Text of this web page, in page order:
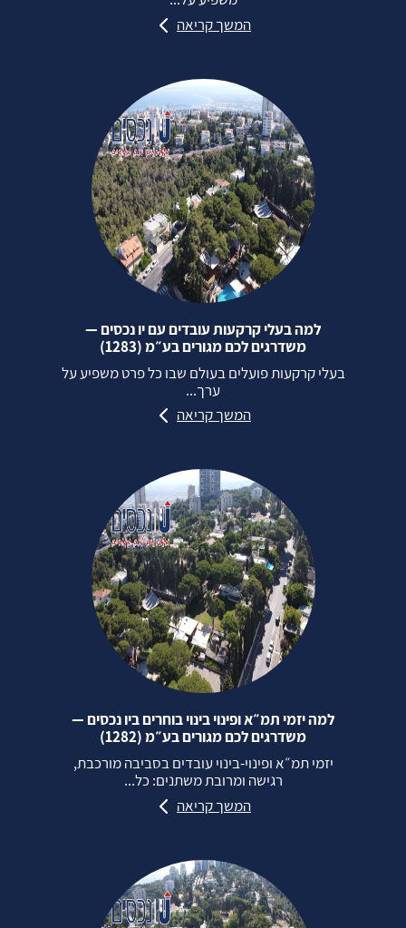
המשך קריאה
למה בעלי קרקעות עובדים עם יו נכסים —
משדרגים לכם מגורים בע״מ (1283)
בעלי קרקעות פועלים בעולם שבו כל פרט משפיע על
ערך...
המשך קריאה
למה יזמי תמ״א ופינוי בינוי בוחרים ביו נכסים —
משדרגים לכם מגורים בע״מ (1282)
יזמי תמ״א ופינוי‑בינוי עובדים בסביבה מורכבת,
רגישה ומרובת משתנים: כל...
המשך קריאה